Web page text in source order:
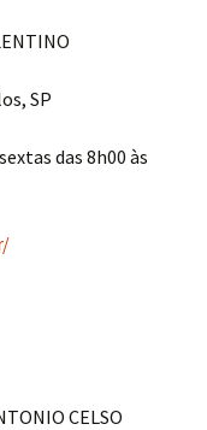
SP
das 8h00 às
CELSO